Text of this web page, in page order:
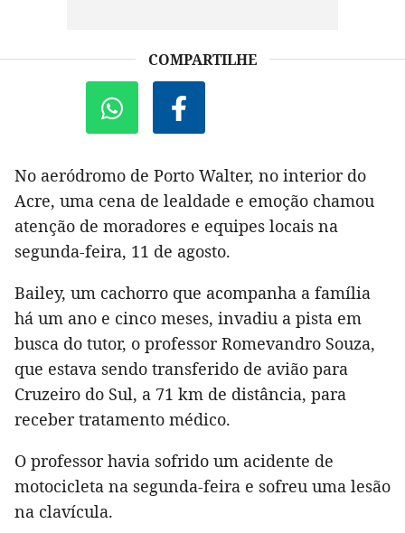
COMPARTILHE
No aeródromo de Porto Walter, no interior do
Acre, uma cena de lealdade e emoção chamou
atenção de moradores e equipes locais na
segunda-feira, 11 de agosto.
Bailey, um cachorro que acompanha a família
há um ano e cinco meses, invadiu a pista em
busca do tutor, o professor Romevandro Souza,
que estava sendo transferido de avião para
Cruzeiro do Sul, a 71 km de distância, para
receber tratamento médico.
O professor havia sofrido um acidente de
motocicleta na segunda-feira e sofreu uma lesão
na clavícula.